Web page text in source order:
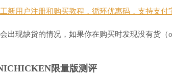
新用户注册和购买教程，循环优惠码，支持支付
出现缺货的情况，如果你在购买时发现没有货
限量版测评